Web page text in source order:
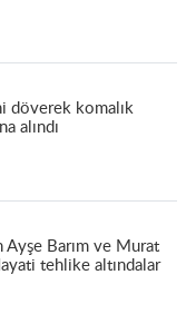
döverek komalık
alındı
Ayşe Barım ve Murat
tehlike altındalar